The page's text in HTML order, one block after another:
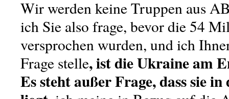
Wir werden keine Truppen aus
ich Sie also frage, bevor die 54
versprochen wurden, und ich
Frage stelle, ist die Ukraine am
Es steht außer Frage, dass sie